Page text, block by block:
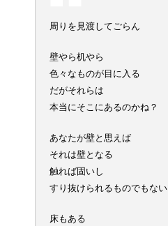
周りを見渡してごらん
壁やら机やら
色々なものが目に入る
だがそれらは
本当にそこにあるのかね？
あなたが壁と思えば
それは壁となる
触れば固いし
すり抜けられるものでもない
床もある